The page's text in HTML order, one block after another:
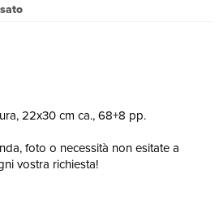
22x30 cm ca., 68+8 pp.
foto o necessità non esitate a
vostra richiesta!